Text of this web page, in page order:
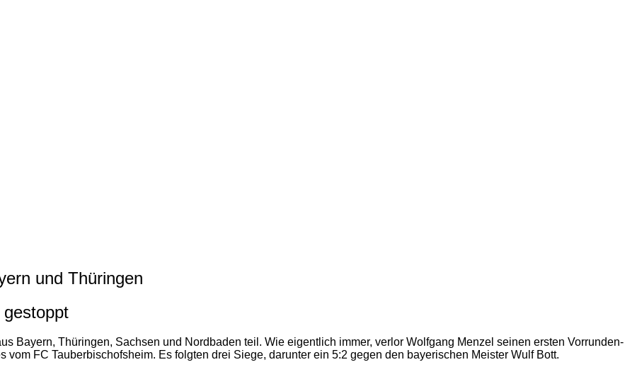
und Thüringen
Bayern, Thüringen, Sachsen und Nordbaden teil. Wie eigentlich immer, verlor Wolfgang Menzel seinen ersten Vorrunden-
FC Tauberbischofsheim. Es folgten drei Siege, darunter ein 5:2 gegen den bayerischen Meister Wulf Bott.